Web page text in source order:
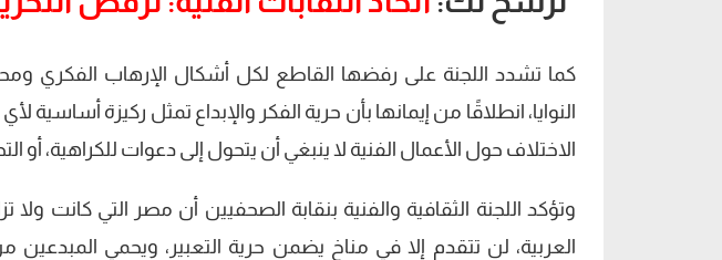
كما تشدد اللجنة على رفضها القاطع لكل أشكال الإرهاب الفكري
النوايا، انطلاقًا من إيمانها بأن حرية الفكر والإبداع تمثل ركيزة أساسية
الاختلاف حول الأعمال الفنية لا ينبغي أن يتحول إلى دعوات للكراهية، أو
وتؤكد اللجنة الثقافية والفنية بنقابة الصحفيين أن مصر التي كانت ولا
العربية، لن تتقدم إلا في مناخ يضمن حرية التعبير، ويحمي